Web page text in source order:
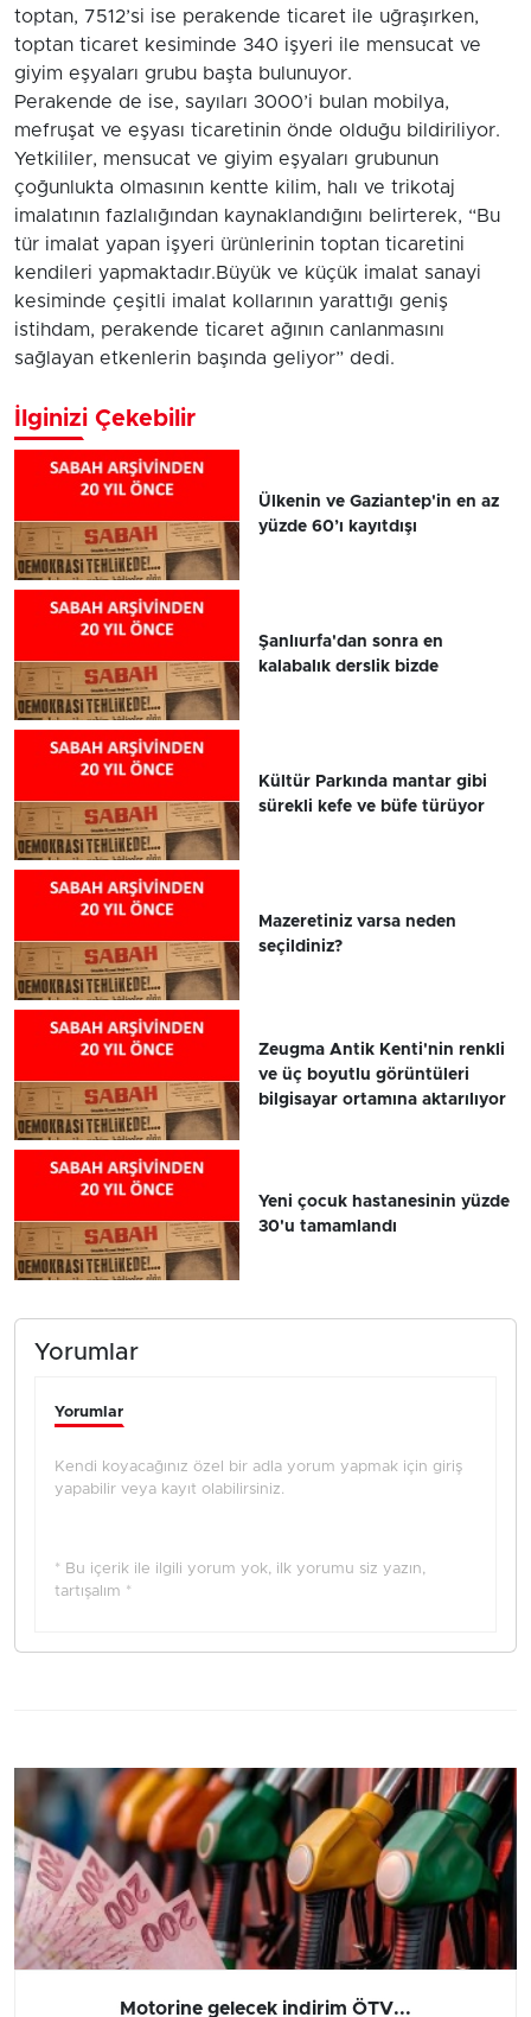
toptan, 7512’si ise perakende ticaret ile uğraşırken,
toptan ticaret kesiminde 340 işyeri ile mensucat ve
giyim eşyaları grubu başta bulunuyor.
Perakende de ise, sayıları 3000’i bulan mobilya,
mefruşat ve eşyası ticaretinin önde olduğu bildiriliyor.
Yetkililer, mensucat ve giyim eşyaları grubunun
çoğunlukta olmasının kentte kilim, halı ve trikotaj
imalatının fazlalığından kaynaklandığını belirterek, “Bu
tür imalat yapan işyeri ürünlerinin toptan ticaretini
kendileri yapmaktadır.Büyük ve küçük imalat sanayi
kesiminde çeşitli imalat kollarının yarattığı geniş
istihdam, perakende ticaret ağının canlanmasını
sağlayan etkenlerin başında geliyor” dedi.
İlginizi Çekebilir
Ülkenin ve Gaziantep'in en az
yüzde 60’ı kayıtdışı
Şanlıurfa'dan sonra en
kalabalık derslik bizde
Kültür Parkında mantar gibi
sürekli kefe ve büfe türüyor
Mazeretiniz varsa neden
seçildiniz?
Zeugma Antik Kenti'nin renkli
ve üç boyutlu görüntüleri
bilgisayar ortamına aktarılıyor
Yeni çocuk hastanesinin yüzde
30'u tamamlandı
Yorumlar
Yorumlar
Kendi koyacağınız özel bir adla yorum yapmak için giriş
yapabilir veya kayıt olabilirsiniz.
* Bu içerik ile ilgili yorum yok, ilk yorumu siz yazın,
tartışalım *
Motorine gelecek indirim ÖTV...